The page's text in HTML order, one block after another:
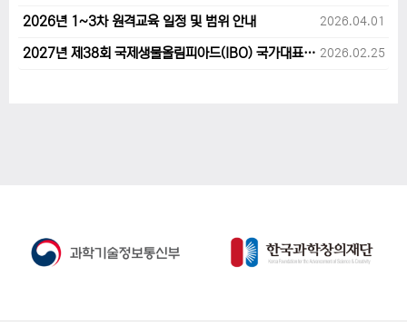
2026년 1~3차 원격교육 일정 및 범위 안내 2026.04.01
2027년 제38회 국제생물올림피아드(IBO) 국가대표 후보자 지원 안내 2026.02.25